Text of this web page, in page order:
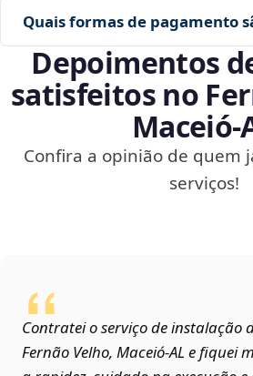
Quais formas de pagamento
Depoimentos
satisfeitos no
Confira a opinião de quem
serviços!
Contratei o serviço de instalação
Fernão Velho, Maceió‑AL e fiquei